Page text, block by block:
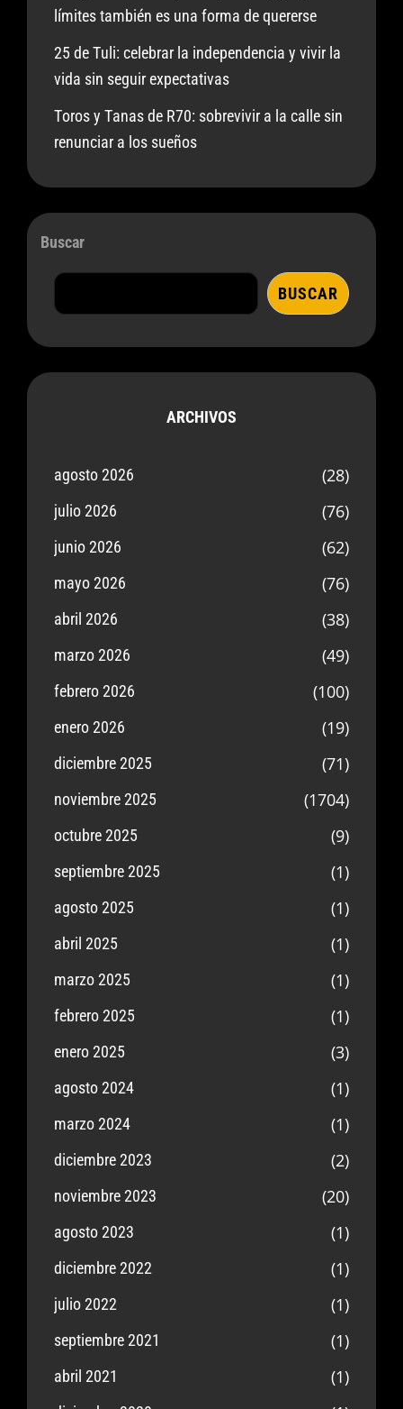
límites también es una forma de quererse
25 de Tuli: celebrar la independencia y vivir la
vida sin seguir expectativas
Toros y Tanas de R70: sobrevivir a la calle sin
renunciar a los sueños
Buscar
BUSCAR
ARCHIVOS
agosto 2026 (28)
julio 2026 (76)
junio 2026 (62)
mayo 2026 (76)
abril 2026 (38)
marzo 2026 (49)
febrero 2026 (100)
enero 2026 (19)
diciembre 2025 (71)
noviembre 2025 (1704)
octubre 2025 (9)
septiembre 2025 (1)
agosto 2025 (1)
abril 2025 (1)
marzo 2025 (1)
febrero 2025 (1)
enero 2025 (3)
agosto 2024 (1)
marzo 2024 (1)
diciembre 2023 (2)
noviembre 2023 (20)
agosto 2023 (1)
diciembre 2022 (1)
julio 2022 (1)
septiembre 2021 (1)
abril 2021 (1)